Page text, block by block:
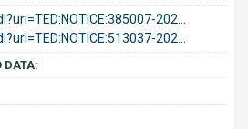
202...
202...
DATA: